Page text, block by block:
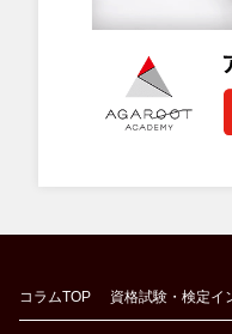
コラムTOP 資格試験・検定イ